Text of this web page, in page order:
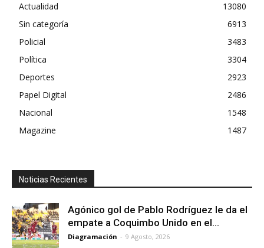
Actualidad
13080
Sin categoría
6913
Policial
3483
Política
3304
Deportes
2923
Papel Digital
2486
Nacional
1548
Magazine
1487
Noticias Recientes
Agónico gol de Pablo Rodríguez le da el
empate a Coquimbo Unido en el...
Diagramación - 9 Agosto, 2026